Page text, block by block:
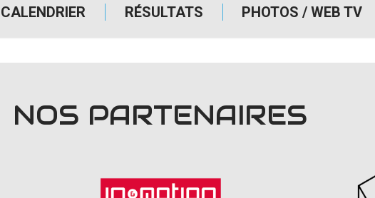
CALENDRIER RÉSULTATS PHOTOS / WEB TV
NOS PARTENAIRES